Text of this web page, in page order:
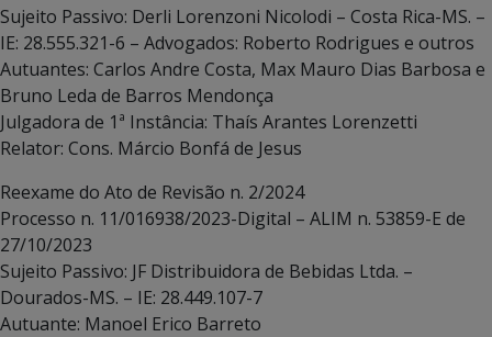
Sujeito Passivo: Derli Lorenzoni Nicolodi – Costa Rica-MS. –
IE: 28.555.321-6 – Advogados: Roberto Rodrigues e outros
Autuantes: Carlos Andre Costa, Max Mauro Dias Barbosa e
Bruno Leda de Barros Mendonça
Julgadora de 1ª Instância: Thaís Arantes Lorenzetti
Relator: Cons. Márcio Bonfá de Jesus
Reexame do Ato de Revisão n. 2/2024
Processo n. 11/016938/2023-Digital – ALIM n. 53859-E de
27/10/2023
Sujeito Passivo: JF Distribuidora de Bebidas Ltda. –
Dourados-MS. – IE: 28.449.107-7
Autuante: Manoel Erico Barreto